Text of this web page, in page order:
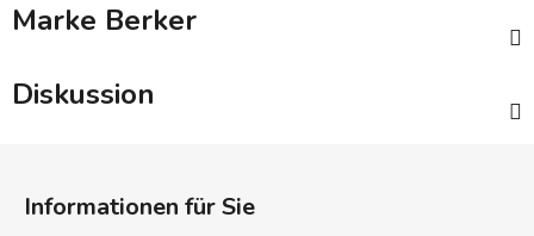
Marke Berker
Diskussion
Informationen für Sie